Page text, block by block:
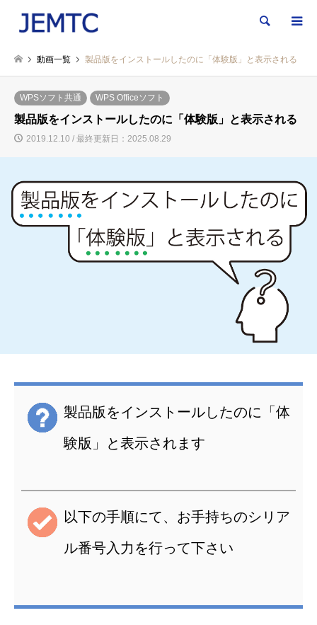
検索
動画一覧 製品版をインストールしたのに「体験版」と表示される
WPSソフト共通 WPS Officeソフト
製品版をインストールしたのに「体験版」と表示される
2019.12.10 / 最終更新日：2025.08.29
製品版をインストールしたのに「体
験版」と表示されます
以下の手順にて、お手持ちのシリア
ル番号入力を行って下さい